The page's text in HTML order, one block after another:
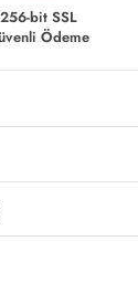
256-bit SSL
Ödeme